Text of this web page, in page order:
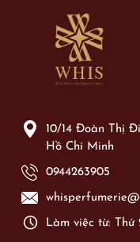
10/14 Đoàn Thị
Hồ Chí Minh
0944263905
Làm việc từ: